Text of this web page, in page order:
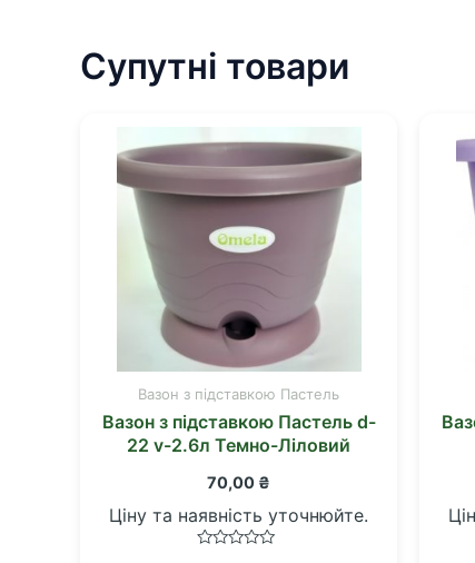
Супутні товари
Вазон з підставкою Пастель
Вазон з підставкою Пастель d-
22 v-2.6л Темно-Ліловий
70,00 ₴
Ціну та наявність уточнюйте.